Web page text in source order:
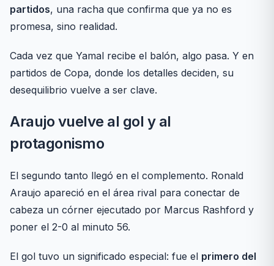
partidos, una racha que confirma que ya no es
promesa, sino realidad.
Cada vez que Yamal recibe el balón, algo pasa. Y en
partidos de Copa, donde los detalles deciden, su
desequilibrio vuelve a ser clave.
Araujo vuelve al gol y al
protagonismo
El segundo tanto llegó en el complemento. Ronald
Araujo apareció en el área rival para conectar de
cabeza un córner ejecutado por Marcus Rashford y
poner el 2-0 al minuto 56.
El gol tuvo un significado especial: fue el primero del